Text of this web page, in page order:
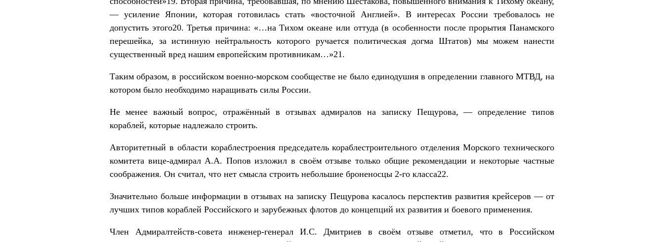
— усиление Японии, которая готовилась стать «восточной Англией». В интересах России требовалось не
допустить этого20. Третья причина: «…на Тихом океане или оттуда (в особенности после прорытия Панамского
перешейка, за истинную нейтральность которого ручается политическая догма Штатов) мы можем нанести
существенный вред нашим европейским противникам…»21.
Таким образом, в российском военно-морском сообществе не было единодушия в определении главного МТВД, на
котором было необходимо наращивать силы России.
Не менее важный вопрос, отражённый в отзывах адмиралов на записку Пещурова, — определение типов
кораблей, которые надлежало строить.
Авторитетный в области кораблестроения председатель кораблестроительного отделения Морского технического
комитета вице-адмирал А.А. Попов изложил в своём отзыве только общие рекомендации и некоторые частные
соображения. Он считал, что нет смысла строить небольшие броненосцы 2-го класса22.
Значительно больше информации в отзывах на записку Пещурова касалось перспектив развития крейсеров — от
лучших типов кораблей Российского и зарубежных флотов до концепций их развития и боевого применения.
Член Адмиралтейств-совета инженер-генерал И.С. Дмитриев в своём отзыве отметил, что в Российском